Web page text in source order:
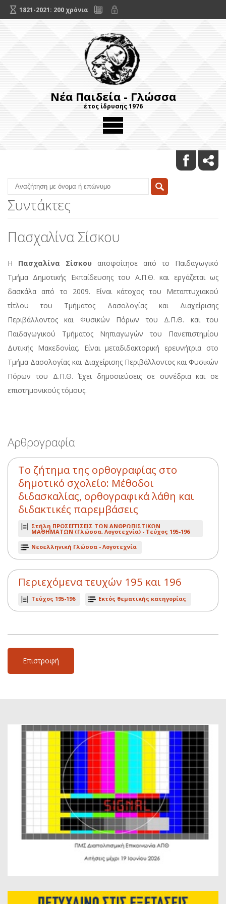
1821-2021: 200 χρόνια
Νέα Παιδεία - Γλώσσα
έτος ίδρυσης 1976
Συντάκτες
Πασχαλίνα Σίσκου
Η Πασχαλίνα Σίσκου αποφοίτησε από το Παιδαγωγικό
Τμήμα Δημοτικής Εκπαίδευσης του Α.Π.Θ. και εργάζεται ως
δασκάλα από το 2009. Είναι κάτοχος του Μεταπτυχιακού
τίτλου του Τμήματος Δασολογίας και Διαχείρισης
Περιβάλλοντος και Φυσικών Πόρων του Δ.Π.Θ. και του
Παιδαγωγικού Τμήματος Νηπιαγωγών του Πανεπιστημίου
Δυτικής Μακεδονίας. Είναι μεταδιδακτορική ερευνήτρια στο
Τμήμα Δασολογίας και Διαχείρισης Περιβάλλοντος και Φυσικών
Πόρων του Δ.Π.Θ. Έχει δημοσιεύσεις σε συνέδρια και σε
επιστημονικούς τόμους.
Αρθρογραφία
Το ζήτημα της ορθογραφίας στο
δημοτικό σχολείο: Μέθοδοι
διδασκαλίας, ορθογραφικά λάθη και
διδακτικές παρεμβάσεις
Στήλη ΠΡΟΣΕΓΓΙΣΕΙΣ ΤΩΝ ΑΝΘΡΩΠΙΣΤΙΚΩΝ
ΜΑΘΗΜΑΤΩΝ (Γλώσσα, Λογοτεχνία) - Τεύχος 195-196
Νεοελληνική Γλώσσα - Λογοτεχνία
Περιεχόμενα τευχών 195 και 196
Τεύχος 195-196 Εκτός θεματικής κατηγορίας
Επιστροφή